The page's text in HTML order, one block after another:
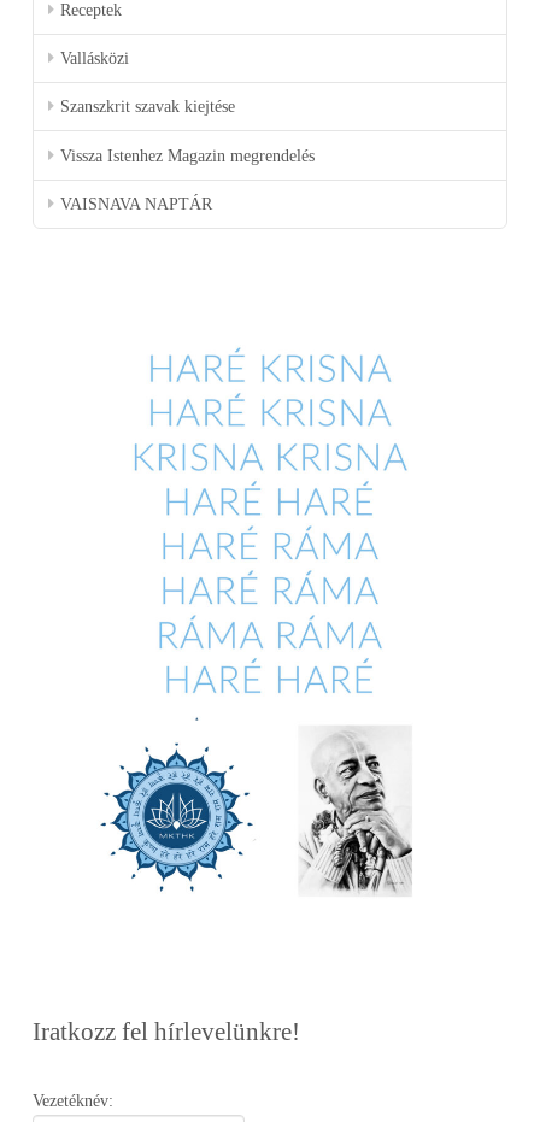
Receptek
Vallásközi
Szanszkrit szavak kiejtése
Vissza Istenhez Magazin megrendelés
VAISNAVA NAPTÁR
Iratkozz fel hírlevelünkre!
Vezetéknév: